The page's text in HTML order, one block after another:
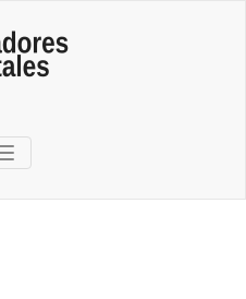
TOGGLE NAVIGATION